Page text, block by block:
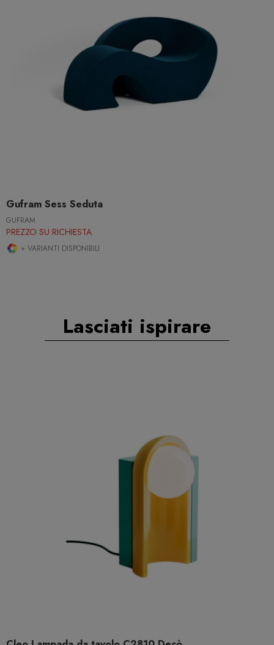
Gufram Sess Seduta
GUFRAM
PREZZO SU RICHIESTA
+ VARIANTI DISPONIBILI
Lasciati ispirare